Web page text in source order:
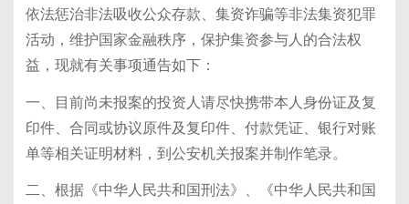
依法惩治非法吸收公众存款、集资诈骗等非法集资犯罪
活动，维护国家金融秩序，保护集资参与人的合法权
益，现就有关事项通告如下：
一、目前尚未报案的投资人请尽快携带本人身份证及复
印件、合同或协议原件及复印件、付款凭证、银行对账
单等相关证明材料，到公安机关报案并制作笔录。
二、根据《中华人民共和国刑法》、《中华人民共和国